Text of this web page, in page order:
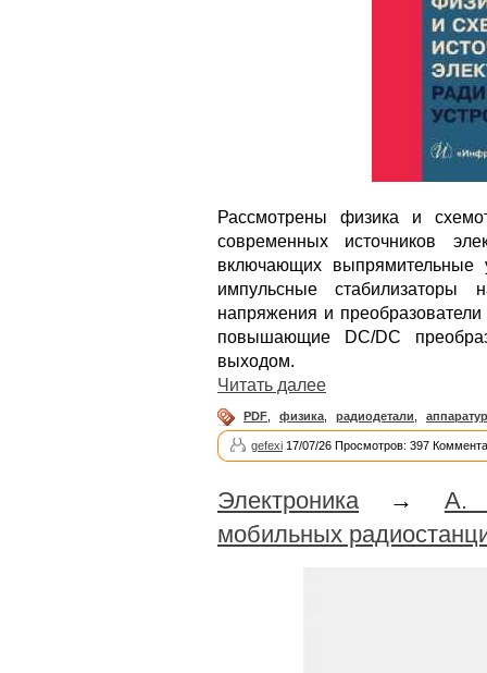
Рассмотрены физика и
современных источников
включающих выпрямительные
импульсные
напряжения и
повышающие DC/DC
выходом.
Читать далее
PDF физика радиодетали
gefexi 17/07/26 Просмотров: 397
Электроника→ А.
мобильных